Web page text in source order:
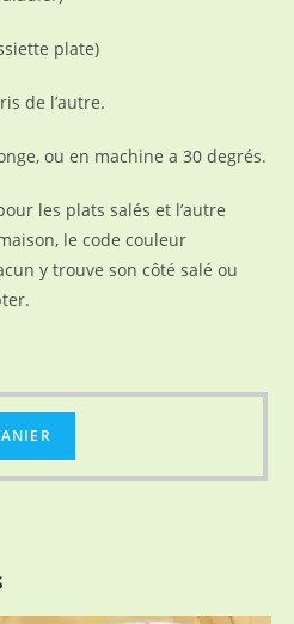
plate)
de l’autre.
ou en machine a 30 degrés.
les plats salés et l’autre
le code couleur
y trouve son côté salé ou